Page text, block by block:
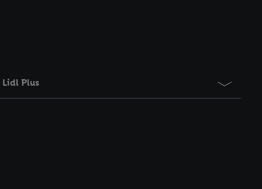
Lidl Plus